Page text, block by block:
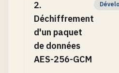
2.
Déchiffrement
d'un paquet
de données
AES-256-GCM